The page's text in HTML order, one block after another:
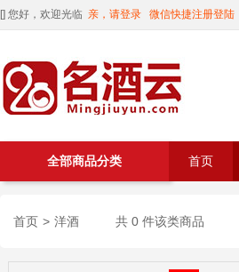
[] 您好，欢迎光临 亲，请登录 微信快捷注册登陆
全部商品分类 首页
首页 > 洋酒 共 0 件该类商品